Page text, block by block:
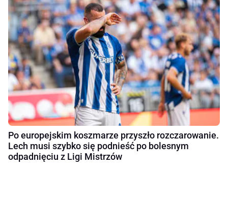
Po europejskim koszmarze przyszło rozczarowanie.
Lech musi szybko się podnieść po bolesnym
odpadnięciu z Ligi Mistrzów